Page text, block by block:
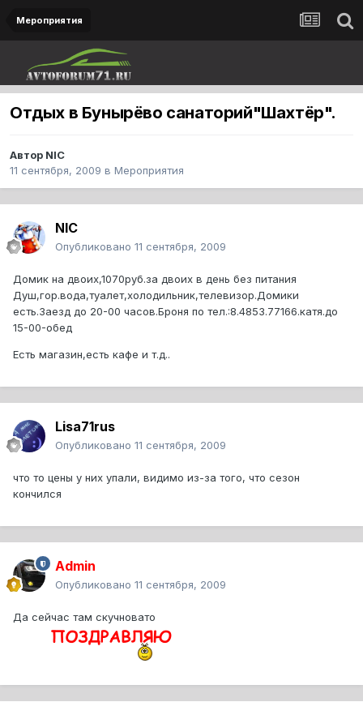
Мероприятия
Отдых в Бунырёво санаторий"Шахтёр".
Автор NIC
11 сентября, 2009 в Мероприятия
NIC
Опубликовано 11 сентября, 2009
Домик на двоих,1070руб.за двоих в день без питания
Душ,гор.вода,туалет,холодильник,телевизор.Домики
есть.Заезд до 20-00 часов.Броня по тел.:8.4853.77166.катя.до
15-00-обед
Есть магазин,есть кафе и т.д..
Lisa71rus
Опубликовано 11 сентября, 2009
что то цены у них упали, видимо из-за того, что сезон
кончился
Admin
Опубликовано 11 сентября, 2009
Да сейчас там скучновато